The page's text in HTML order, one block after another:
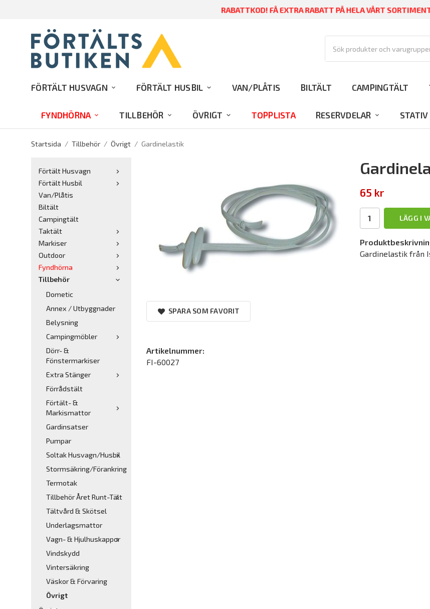
RABATTKOD! FÅ EXTRA RABATT PÅ HELA VÅRT
FÖRTÄLT HUSVAGN FÖRTÄLT HUSBIL VAN/PLÅTIS BILTÄLT CAMPINGTÄLT
FYNDHÖRNA TILLBEHÖR ÖVRIGT TOPPLISTA RESERVDELAR STATIV
Startsida / Tillbehör / Övrigt / Gardinelastik
Förtält Husvagn
Förtält Husbil
Van/Plåtis
Biltält
Campingtält
Taktält
Markiser
Outdoor
Fyndhörna
Tillbehör
Dometic
Annex / Utbyggnader
Belysning
Campingmöbler
Dörr- &
Fönstermarkiser
Extra Stänger
Förrådstält
Förtält- &
Markismattor
Gardinsatser
Pumpar
Soltak Husvagn/Husbil
Stormsäkring/Förankring
Termotak
Tillbehör Året Runt-Tält
Tältvård & Skötsel
Underlagsmattor
Vagn- & Hjulhuskappor
Vindskydd
Vintersäkring
Väskor & Förvaring
Övrigt
65 kr
LÄGG I
Gardinelastik från
SPARA SOM FAVORIT
Artikelnummer:
FI-60027